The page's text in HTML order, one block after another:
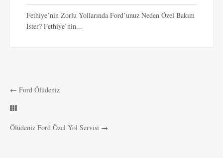
Fethiye’nin Zorlu Yollarında Ford’unuz Neden Özel Bakım
İster? Fethiye’nin...
← Ford Ölüdeniz
Ölüdeniz Ford Özel Yol Servisi →